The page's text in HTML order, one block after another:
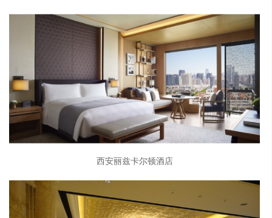
西安丽兹卡尔顿酒店